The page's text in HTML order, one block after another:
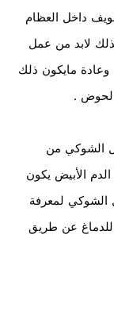
داخل العظام
لابد من عمل
مايكون ذلك
.
الشوكي من
الدم الأبيض يكون
لمعرفة
عن طريق